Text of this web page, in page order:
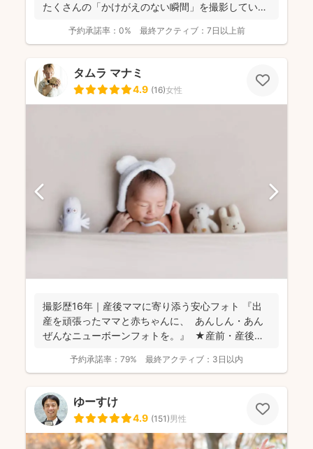
たくさんの「かけがえのない瞬間」を撮影してい
予約承諾率： 0% 最終アクティブ： 7日以上前
タムラ マナミ
4.9 (16)女性
撮影歴16年｜産後ママに寄り添う安心フォト 『出
産を頑張ったママと赤ちゃんに、 あんしん・あん
ぜんなニューボーンフォトを。』 ★産前・産後
予約承諾率： 79% 最終アクティブ： 3日以内
ゆーすけ
4.9 (151)男性